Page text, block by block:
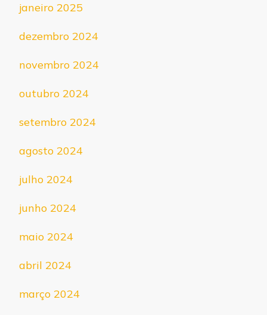
janeiro 2025
dezembro 2024
novembro 2024
outubro 2024
setembro 2024
agosto 2024
julho 2024
junho 2024
maio 2024
abril 2024
março 2024